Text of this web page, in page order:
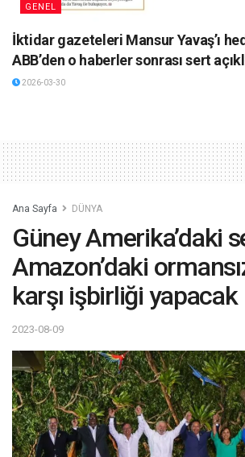
GENEL
İktidar gazeteleri Mansur Yavaş’ı
ABB’den o haberler sonrası sert
2026-03-30
Ana Sayfa DÜNYA
Güney Amerika’daki
Amazon’daki
karşı işbirliği yapacak
2023-08-09